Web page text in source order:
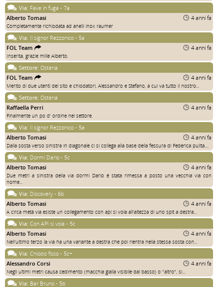
Via: Fave in fuga - 7a
Alberto Tomasi
4 anni fa
Completamente richiodata ad anelli inox raumer
Via: Il signor Rezzonico - 5a
FOL Team
4 anni fa
Inserita, grazie mille Alberto.
Settore: Osteria
FOL Team
4 anni fa
Merito di due utenti del sito e chiodatori, Alessandro e Stefano, a cui va tutto il nostro...
Settore: Osteria
Raffaella Perri
4 anni fa
Finalmente un po d' ordine nel settore.
Via: Il signor Rezzonico - 5a
Alberto Tomasi
4 anni fa
Dalla sosta verso sinistra in diagonale ci si collega alla base della fessura di Federica pulita....
Via: Dormi Dario - 5c
Alberto Tomasi
4 anni fa
Due metri a sinistra della via dormi Dario è stata rimessa a posto una vecchia via con
nome...
Via: Discovery - 6b
Alberto Tomasi
4 anni fa
A circa metà via esiste un collegamento con api si vola all'altezza di uno spit a destra...
Via: Con API si vola - 5c
Alberto Tomasi
4 anni fa
Nell'ultimo terzo la via ha una variante a destra che poi rientra nella stessa sosta con...
Via: Chiodo fisso - 5c+
Alessandro Corsi
4 anni fa
Negli ultimi metri causa cedimento (macchia gialla visibile dal basso) o "altro", si...
Via: Bar Bruno - 5b